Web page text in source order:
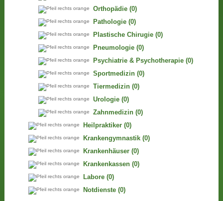
Orthopädie (0)
Pathologie (0)
Plastische Chirugie (0)
Pneumologie (0)
Psychiatrie & Psychotherapie (0)
Sportmedizin (0)
Tiermedizin (0)
Urologie (0)
Zahnmedizin (0)
Heilpraktiker (0)
Krankengymnastik (0)
Krankenhäuser (0)
Krankenkassen (0)
Labore (0)
Notdienste (0)